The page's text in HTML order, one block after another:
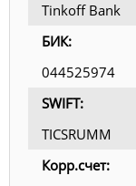
Tinkoff Bank
БИК:
044525974
SWIFT:
TICSRUMM
Корр.счет: